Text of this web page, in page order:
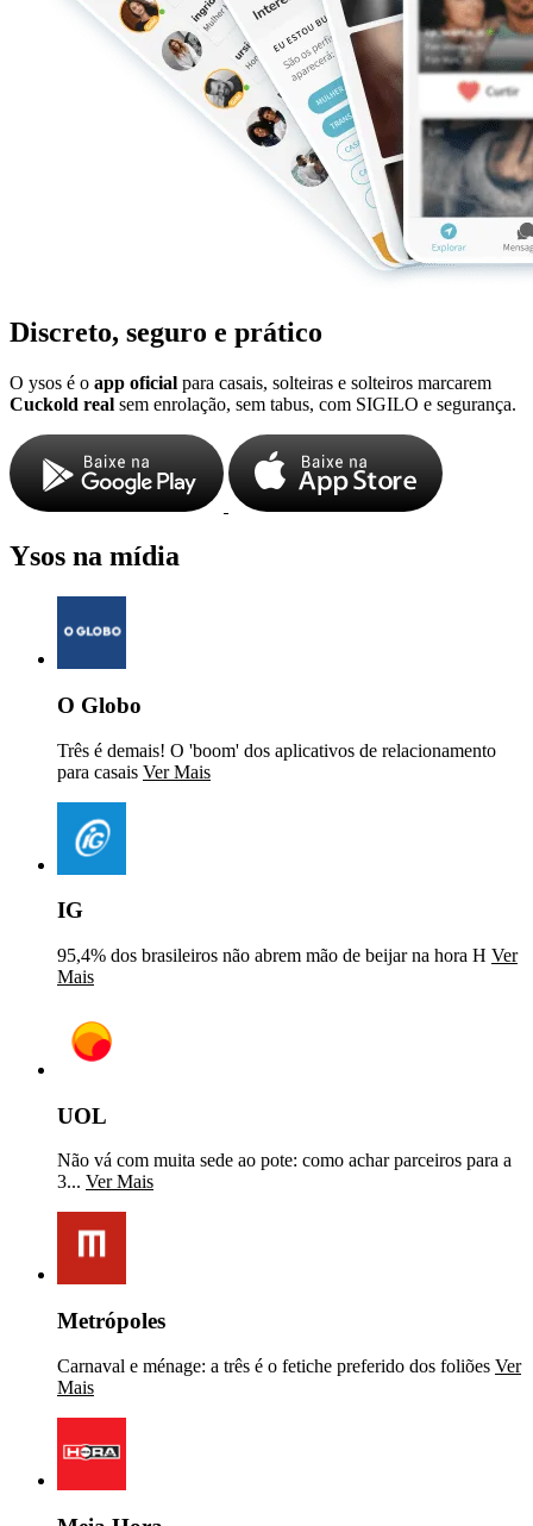
Discreto, seguro e prático
O ysos é o app oficial para casais, solteiras e solteiros marcarem
Cuckold real sem enrolação, sem tabus, com SIGILO e segurança.
Ysos na mídia
O Globo
Três é demais! O 'boom' dos aplicativos de relacionamento
para casais Ver Mais
IG
95,4% dos brasileiros não abrem mão de beijar na hora H Ver
Mais
UOL
Não vá com muita sede ao pote: como achar parceiros para a
3... Ver Mais
Metrópoles
Carnaval e ménage: a três é o fetiche preferido dos foliões Ver
Mais